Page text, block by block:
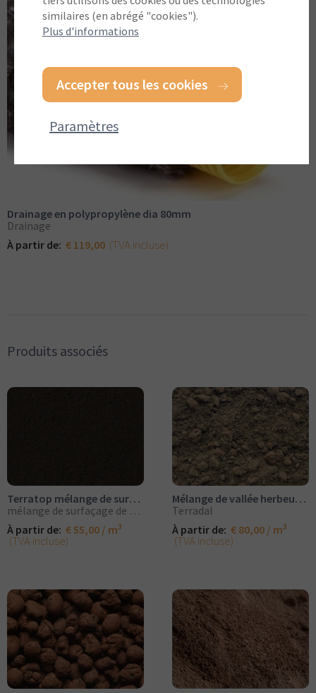
Drainage en polypropylène dia 80mm
Drainage
À partir de: € 119,00 (TVA incluse)
Produits associés
Terratop mélange de surfaçage de gazon
mélange de surfaçage de gazon
À partir de: € 55,00 / m3
(TVA incluse)
Mélange de vallée herbeuse Terradal
Terradal
À partir de: € 80,00 / m3
(TVA incluse)
similaires (en abrégé "cookies").
Plus d'informations
Accepter tous les cookies
Paramètres